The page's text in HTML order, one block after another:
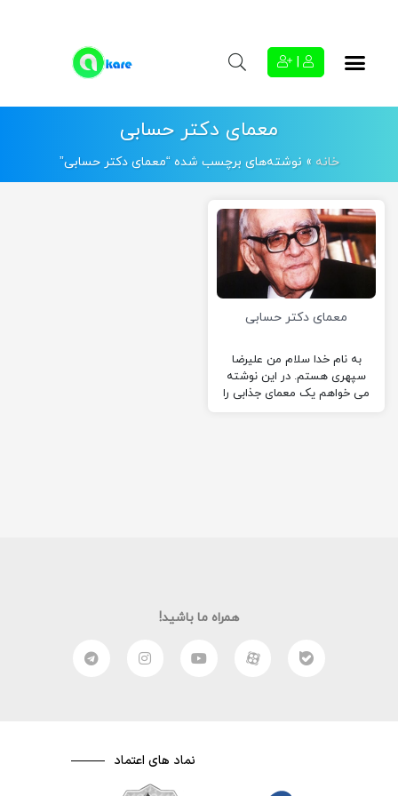
معمای دکتر حسابی
خانه » نوشته‌های برچسب شده “معمای دکتر حسابی”
معمای دکتر حسابی
به نام خدا سلام من علیرضا
سپهری هستم. در این نوشته
می خواهم یک معمای جذابی را
همراه ما باشید!
نماد های اعتماد